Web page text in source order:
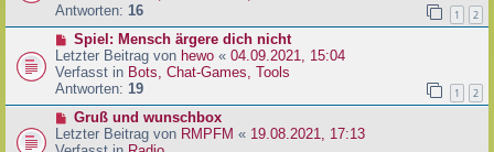
t
r
a
g
e
r
B
e
i
t
r
a
g
Antworten: 16 1 2
N
e
u
e
r
B
e
Spiel: Mensch ärgere dich nicht
Letzter Beitrag von hewo « 04.09.2021, 15:04
Verfasst in Bots, Chat-Games, Tools
Antworten: 19 1 2
N
e
Gruß und wunschbox
Letzter Beitrag von RMPFM « 19.08.2021, 17:13